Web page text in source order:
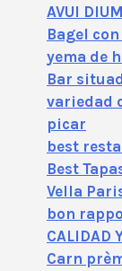
AVUI
Bagel
yema de
Bar
variedad
picar
best
Best
Vella
bon
CALIDAD
Carn